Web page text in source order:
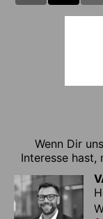
Wenn Dir
Interesse hast,